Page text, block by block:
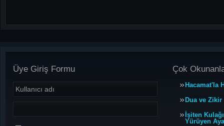
Üye Giriş Formu Çok
Hacamat'la
Dua ve
İşiten
Yürüyen